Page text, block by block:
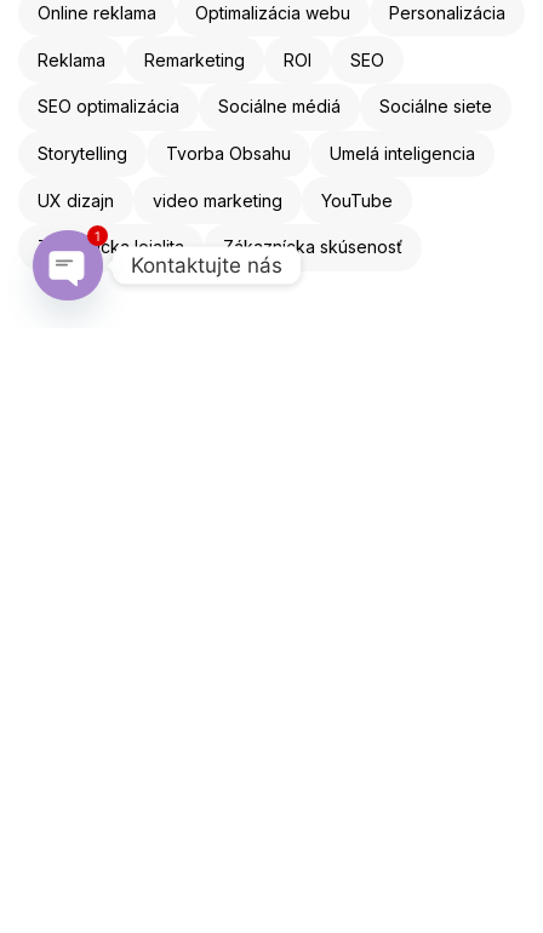
Online reklama Optimalizácia webu Personalizácia
Reklama Remarketing ROI SEO
SEO optimalizácia Sociálne médiá Sociálne siete
Storytelling Tvorba Obsahu Umelá inteligencia
UX dizajn video marketing YouTube
Zákaznícka lojalita Zákaznícka skúsenosť
Kontaktujte nás
1